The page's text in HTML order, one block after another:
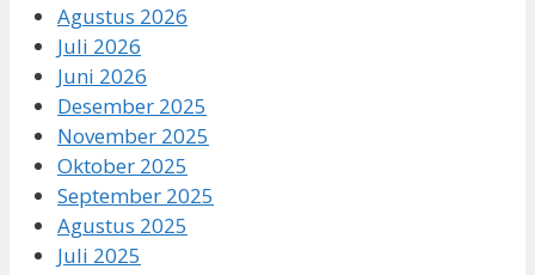
Agustus 2026
Juli 2026
Juni 2026
Desember 2025
November 2025
Oktober 2025
September 2025
Agustus 2025
Juli 2025